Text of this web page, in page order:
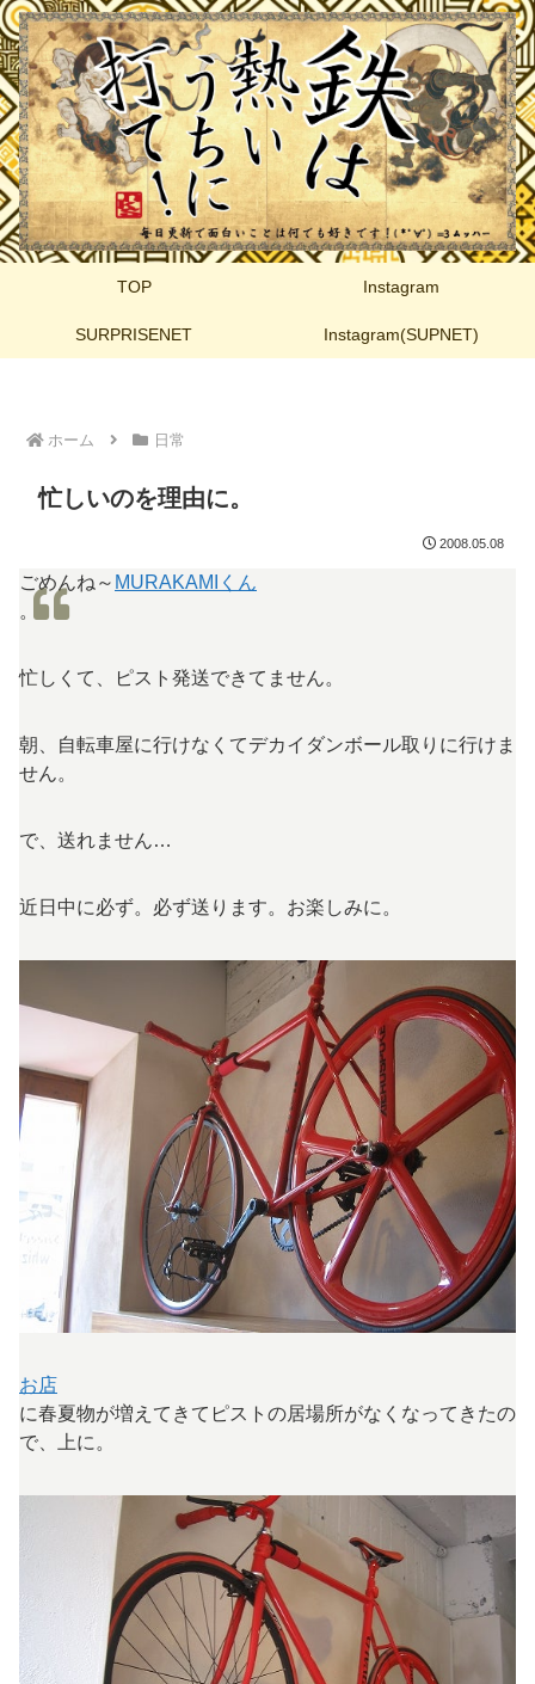
TOP Instagram
SURPRISENET Instagram(SUPNET)
ホーム 日常
忙しいのを理由に。
2008.05.08
ごめんね～ MURAKAMIくん
。
忙しくて、ピスト発送できてません。
朝、自転車屋に行けなくてデカイダンボール取りに行けま
せん。
で、送れません…
近日中に必ず。必ず送ります。お楽しみに。
お店
に春夏物が増えてきてピストの居場所がなくなってきたの
で、上に。